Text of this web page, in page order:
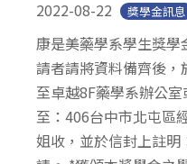
2022-08-22 獎學金訊息
康是美藥學系學生獎
請者請將資料備齊後
至卓越8F藥學系辦公
至：406台中市北屯區
姐收，並於信封上註